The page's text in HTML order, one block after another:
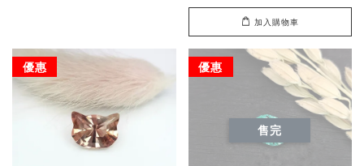
加入購物車
優惠 優惠
售完